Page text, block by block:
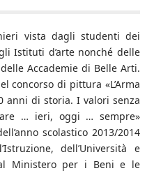
vista dagli studenti dei
Istituti d’arte nonché delle
Accademie di Belle Arti.
concorso di pittura «L’Arma
anni di storia. I valori senza
… ieri, oggi … sempre»
scolastico 2013/2014
dell’Università e
Ministero per i Beni e le